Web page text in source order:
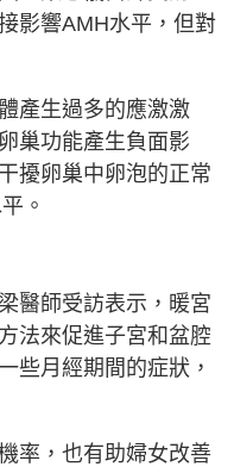
影響AMH水平，但對
產生過多的應激激
巢功能產生負面影
擾卵巢中卵泡的正常
。
醫師受訪表示，暖宮
法來促進子宮和盆腔
些月經期間的症狀，
率，也有助婦女改善